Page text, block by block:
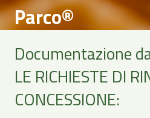
Parco®
Documentazione
LE RICHIESTE DI
CONCESSIONE: